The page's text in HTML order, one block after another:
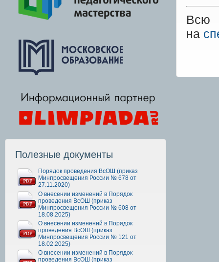
Полезные документы
Порядок проведения ВсОШ (приказ
Минпросвещения России № 678 от
27.11.2020)
О внесении изменений в Порядок
проведения ВсОШ (приказ
Минпросвещения России № 608 от
18.08.2025)
О внесении изменений в Порядок
проведения ВсОШ (приказ
Минпросвещения России № 121 от
18.02.2025)
О внесении изменений в Порядок
проведения ВсОШ (приказ
Всю
на